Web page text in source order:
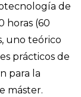
de
horas (60
uno teórico
prácticos de
para la
máster.